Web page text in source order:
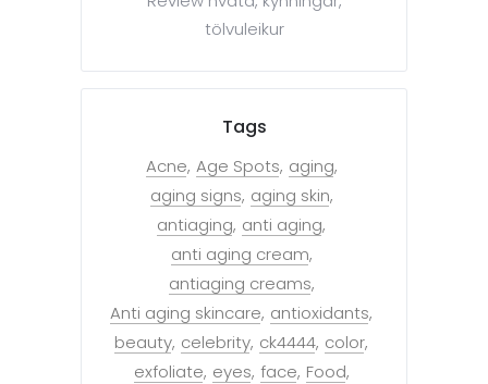
tölvuleikur
Tags
Acne Age Spots aging
aging signs aging skin
antiaging anti aging
anti aging cream
antiaging creams
Anti aging skincare antioxidants
beauty celebrity ck4444 color
exfoliate eyes face Food